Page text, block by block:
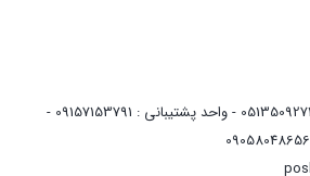
واحد پشتیبانی مشتریان : 05135092741 - واحد پشتیبانی : 09157153791 -